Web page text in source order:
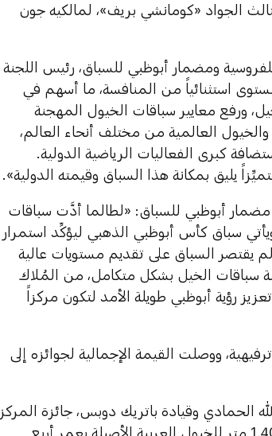
الجواد «كومانشي بريف»، لمالكيه جون
ومضمار أبوظبي للسباق، رئيس اللجنة
استثنائياً من المنافسة، ما أسهم في
ورفع معايير سباقات الخيول المهجنة
العالمية من مختلف أنحاء العالم،
كبرى الفعاليات الرياضية الدولية.
يليق بمكانة هذا السباق وقيمته الدولية».
مضمار أبوظبي للسباق: «لطالما أدَّت سباقات
سباق كأس أبوظبي الذهبي ليؤكِّد استمرار
يقتصر السباق على تقديم مستويات عالية
الخيل بشكل متكامل، من المُلاك
رؤية أبوظبي طويلة الأمد لتكون مركزاً
واستعراضات ترفيهية، ووصلت القيمة الإجمالية لجوائزه إلى
الحمادي وقيادة باتريك دوبس، جائزة المركز
الأول في الشوط الأول على لقب واحة ليوا لمسافة 1,400 متر للخيول العربية الأصيلة بعمر أربع